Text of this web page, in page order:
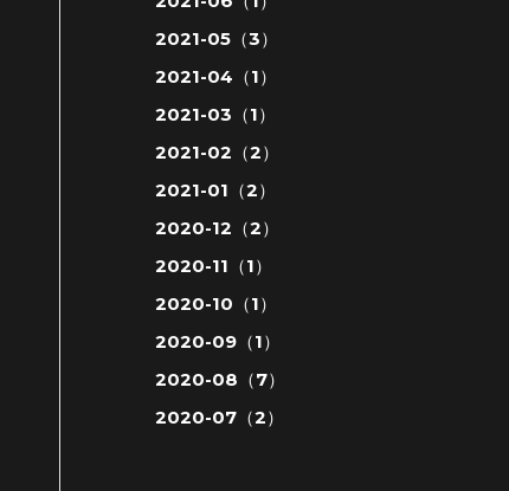
2021-05（3）
2021-04（1）
2021-03（1）
2021-02（2）
2021-01（2）
2020-12（2）
2020-11（1）
2020-10（1）
2020-09（1）
2020-08（7）
2020-07（2）